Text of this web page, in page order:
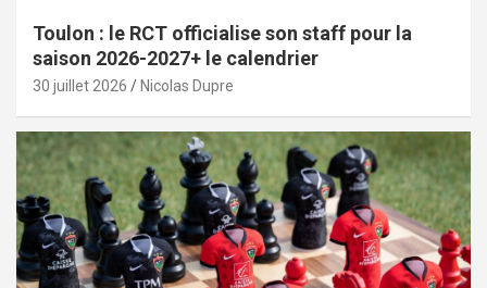
Toulon : le RCT officialise son staff pour la
saison 2026-2027+ le calendrier
30 juillet 2026 Nicolas Dupre